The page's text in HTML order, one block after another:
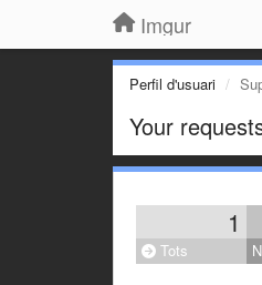
Imgur
Perfil d'usuari
Your
1
Tots